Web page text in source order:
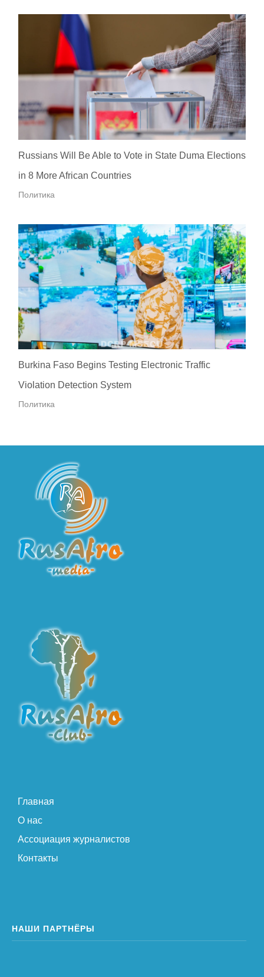
Russians Will Be Able to Vote in State Duma Elections
in 8 More African Countries
Политика
Burkina Faso Begins Testing Electronic Traffic
Violation Detection System
Политика
Главная
О нас
Ассоциация журналистов
Контакты
НАШИ ПАРТНЁРЫ